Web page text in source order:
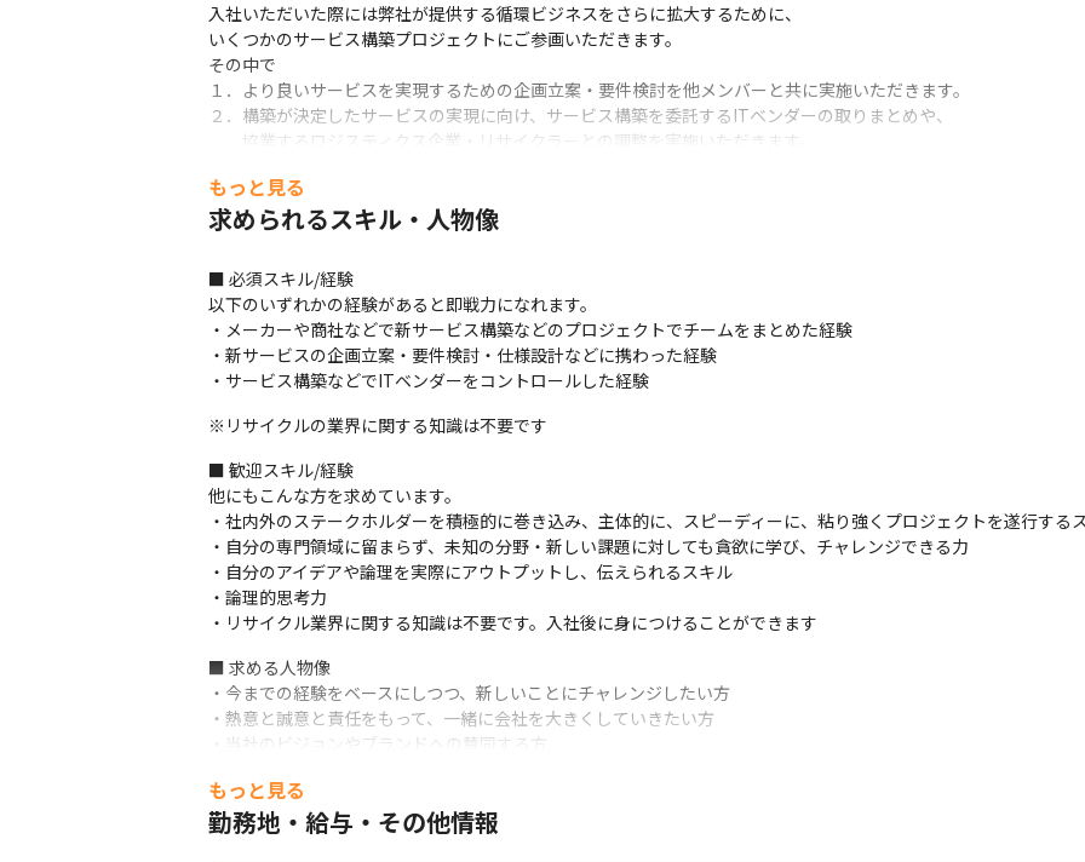
入社いただいた際には弊社が提供する循環ビジネスをさらに拡大するために、
いくつかのサービス構築プロジェクトにご参画いただきます。
その中で
１．より良いサービスを実現するための企画立案・要件検討を他メンバーと共に実施いただきます。
２．構築が決定したサービスの実現に向け、サービス構築を委託するITベンダーの取りまとめや、
協業するロジスティクス企業・リサイクラーとの調整を実施いただきます。
＜プロジェクト事例＞
・全国の回収拠点ポイントをネットワークでつなぎデータ活用と新たなサービスの開発
＜入社後の流れ＞
・オリエンテーションを行いますが、基本的にはOJTで業務を進めていきます
・希望がある場合は、それぞれの希望する内容の研修を行います
・配属後から、スキルに合わせて要件定義やリーダー、サブリーダーの役割をお任せする予定です
・営業業務 課課長1名、リーダー1名、メンバー6名（採用予定人数含め）で構成されています
・全員が2個～3個の複数のプロジェクトに参画しています
・アジャイル的に業務を進めています
■ この仕事の面白み、魅力
・急激に成長する会社で、スピード感を持って業務に取り組めます
・所属部署のメンバーだけでなく、社内の他部署やメーカーなど、多くの関係者と議論しながら事業課題を解決し
・自身の経験やノウハウ、各分野の専門家の力を結集させることで、新しい事業に挑戦することができます
もっと見る
求められるスキル・人物像
■ 必須スキル/経験
以下のいずれかの経験があると即戦力になれます。
・メーカーや商社などで新サービス構築などのプロジェクトでチームをまとめた経験
・新サービスの企画立案・要件検討・仕様設計などに携わった経験
・サービス構築などでITベンダーをコントロールした経験
※リサイクルの業界に関する知識は不要です
■ 歓迎スキル/経験
他にもこんな方を求めています。
・社内外のステークホルダーを積極的に巻き込み、主体的に、スピーディーに、粘り強くプロジェクトを遂行する
・自分の専門領域に留まらず、未知の分野・新しい課題に対しても貪欲に学び、チャレンジできる力
・自分のアイデアや論理を実際にアウトプットし、伝えられるスキル
・論理的思考力
・リサイクル業界に関する知識は不要です。入社後に身につけることができます
■ 求める人物像
・今までの経験をベースにしつつ、新しいことにチャレンジしたい方
・熱意と誠意と責任をもって、一緒に会社を大きくしていきたい方
・当社のビジョンやブランドへの賛同する方
もっと見る
勤務地・給与・その他情報